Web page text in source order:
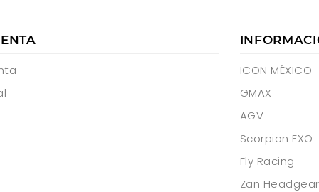
ICON MÉXICO
GMAX
AGV
Scorpion EXO
Fly Racing
Zan Headgear